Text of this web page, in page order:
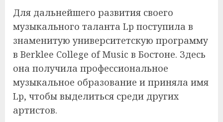
Для дальнейшего развития своего
музыкального таланта Lp поступила в
знаменитую университетскую программу
в Berklee College of Music в Бостоне. Здесь
она получила профессиональное
музыкальное образование и приняла имя
Lp, чтобы выделиться среди других
артистов.